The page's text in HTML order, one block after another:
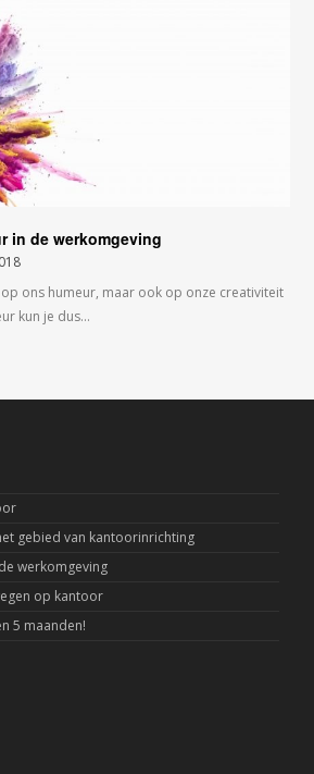
in de werkomgeving
ons humeur, maar ook op onze creativiteit
kun je dus…
gebied van kantoorinrichting
werkomgeving
op kantoor
5 maanden!